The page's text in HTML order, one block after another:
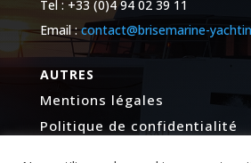
Tel : +33 (0)4 94 02 39 11
Email :contact@brisemarine-
AUTRES
Mentions légales
Politique de confidentialité